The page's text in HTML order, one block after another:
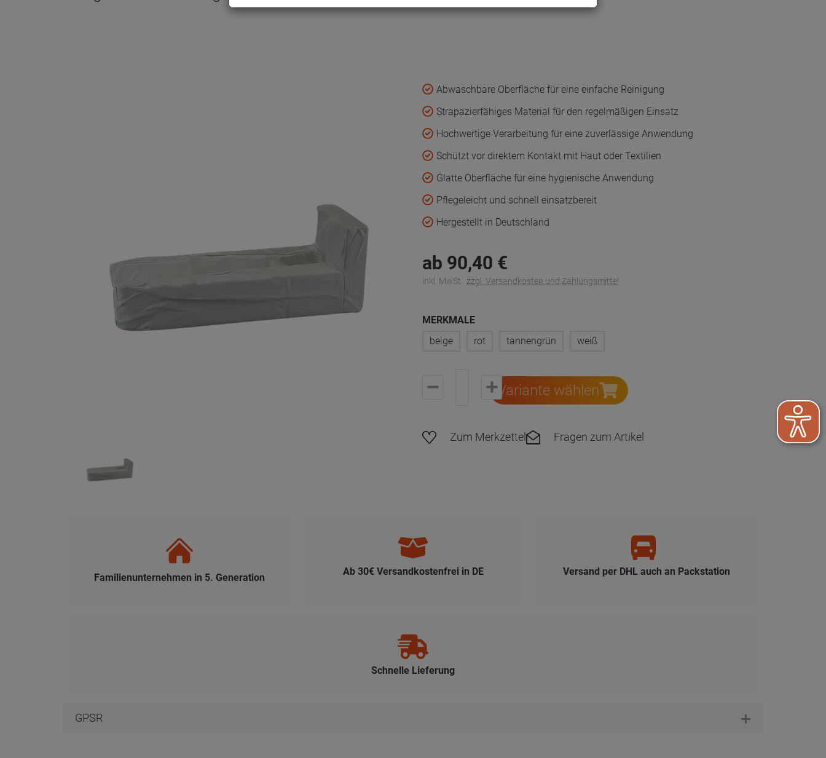
Abwaschbare Oberfläche für eine einfache Reinigung
Strapazierfähiges Material für den regelmäßigen Einsatz
Hochwertige Verarbeitung für eine zuverlässige Anwendung
Schützt vor direktem Kontakt mit Haut oder Textilien
Glatte Oberfläche für eine hygienische Anwendung
Pflegeleicht und schnell einsatzbereit
Hergestellt in Deutschland
ab 90,40 €
inkl. MwSt. zzgl. Versandkosten und Zahlungsmittel
MERKMALE
beige
rot tannengrün weiß
Variante wählen
Zum Merkzettel Fragen zum Artikel
Familienunternehmen in 5. Generation
Ab 30€ Versandkostenfrei in DE Versand per DHL auch an Packstation
Schnelle Lieferung
GPSR